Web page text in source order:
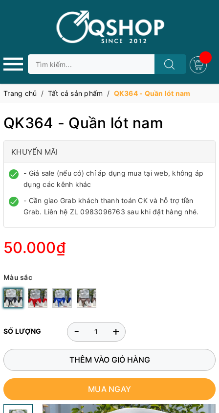
Trang chủ / Tất cả sản phẩm / QK364 - Quần lót nam
QK364 - Quần lót nam
KHUYẾN MÃI
- Giá sale (nếu có) chỉ áp dụng mua tại web, không áp
dụng các kênh khác
- Cần giao Grab khách thanh toán CK và hỗ trợ tiền
Grab. Liên hệ ZL 0983096763 sau khi đặt hàng nhé.
50.000₫
Màu sắc
SỐ LƯỢNG +
-
THÊM VÀO GIỎ HÀNG
MUA NGAY